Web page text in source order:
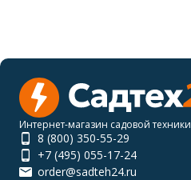
Интернет-магазин садовой техники
8 (800) 350-55-29
+7 (495) 055-17-24
order@sadteh24.ru